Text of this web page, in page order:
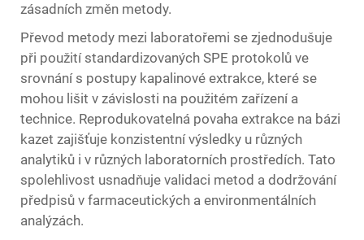
zásadních změn metody.
Převod metody mezi laboratořemi se zjednodušuje
při použití standardizovaných SPE protokolů ve
srovnání s postupy kapalinové extrakce, které se
mohou lišit v závislosti na použitém zařízení a
technice. Reprodukovatelná povaha extrakce na bázi
kazet zajišťuje konzistentní výsledky u různých
analytiků i v různých laboratorních prostředích. Tato
spolehlivost usnadňuje validaci metod a dodržování
předpisů v farmaceutických a environmentálních
analýzách.